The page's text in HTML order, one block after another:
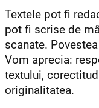
Textele pot fi
pot fi scrise de
scanate.
Vom aprecia:
textului,
originalitatea.